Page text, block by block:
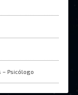
– Psicólogo